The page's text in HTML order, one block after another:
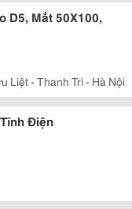
D5, Mắt 50X100,
Liệt - Thanh Trì - Hà Nội
Điện